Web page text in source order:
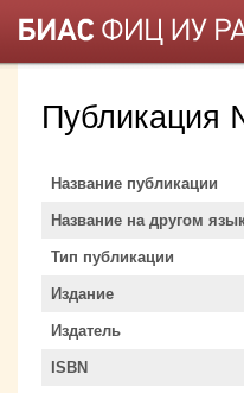
Название публикации
Название на другом
Тип публикации
Издание
Издатель
ISBN